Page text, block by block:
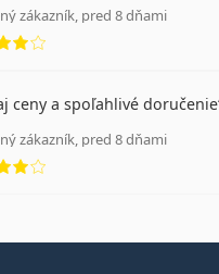
zákazník, pred 8 dňami
hodnotenie 4 z 5
ceny a spoľahlivé doručenie
zákazník, pred 8 dňami
hodnotenie 4 z 5